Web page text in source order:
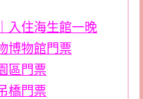
入住海生館一晚
博物館門票
區門票
橋門票